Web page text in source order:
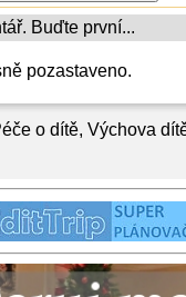
o dítě, Výchova
Buďte první...
pozastaveno.